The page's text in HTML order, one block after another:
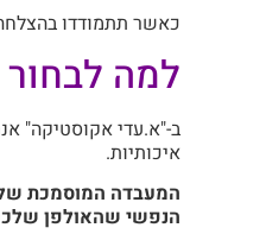
כאשר תתמודדו
למה
איכותיות.
המעבדה המוסמכת
הנפשי שהאולפן